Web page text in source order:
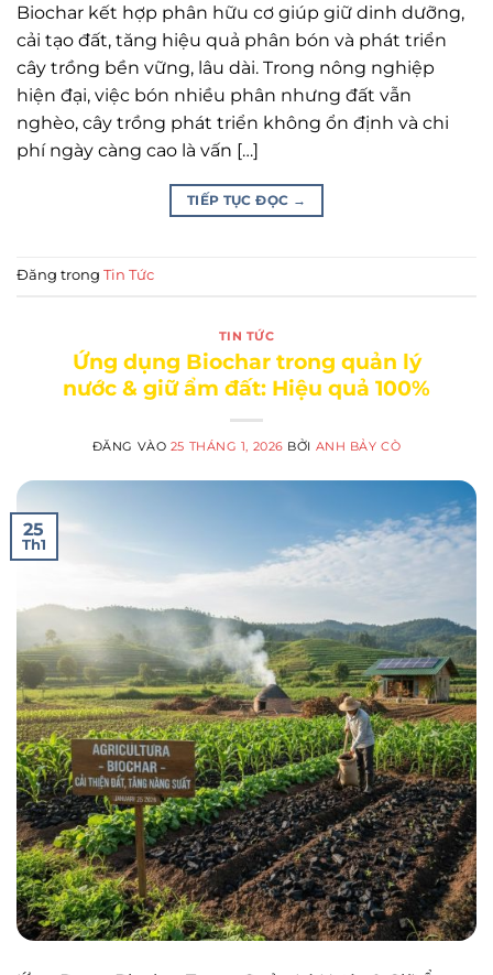
Biochar kết hợp phân hữu cơ giúp giữ dinh dưỡng,
cải tạo đất, tăng hiệu quả phân bón và phát triển
cây trồng bền vững, lâu dài. Trong nông nghiệp
hiện đại, việc bón nhiều phân nhưng đất vẫn
nghèo, cây trồng phát triển không ổn định và chi
phí ngày càng cao là vấn […]
TIẾP TỤC ĐỌC →
Đăng trong Tin Tức
TIN TỨC
Ứng dụng Biochar trong quản lý
nước & giữ ẩm đất: Hiệu quả 100%
ĐĂNG VÀO 25 THÁNG 1, 2026 BỞI ANH BẢY CÒ
25
Th1